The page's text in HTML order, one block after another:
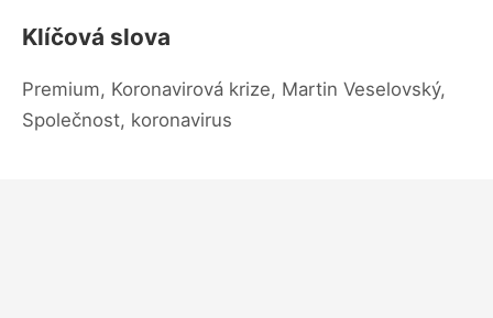
Klíčová slova
Premium, Koronavirová krize, Martin Veselovský,
Společnost, koronavirus